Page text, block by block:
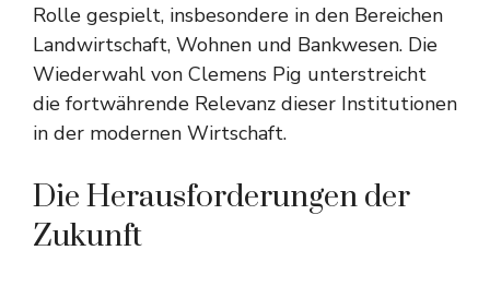
Rolle gespielt, insbesondere in den Bereichen
Landwirtschaft, Wohnen und Bankwesen. Die
Wiederwahl von Clemens Pig unterstreicht
die fortwährende Relevanz dieser Institutionen
in der modernen Wirtschaft.
Die Herausforderungen der
Zukunft